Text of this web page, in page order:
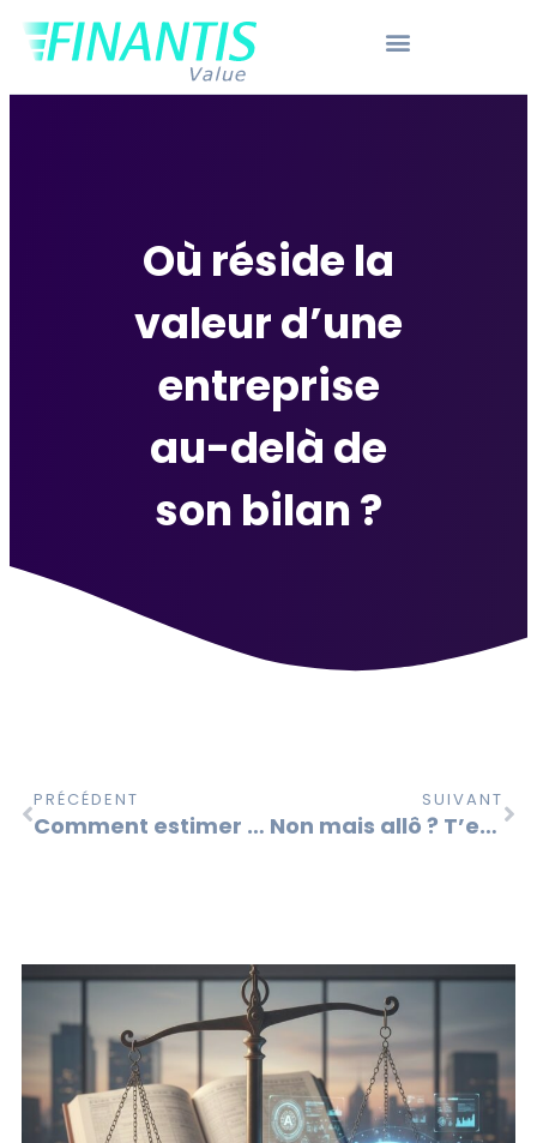
Où réside la
valeur d’une
entreprise
au-delà de
son bilan ?
PRÉCÉDENT
Comment estimer la valeur de votre savoir-faire ? Les méthodes financières et leurs enjeux stratégiques
SUIVANT
Non mais allô ? T’es influenceur et tu n’as pas de stratégie de propriété intellectuelle ?